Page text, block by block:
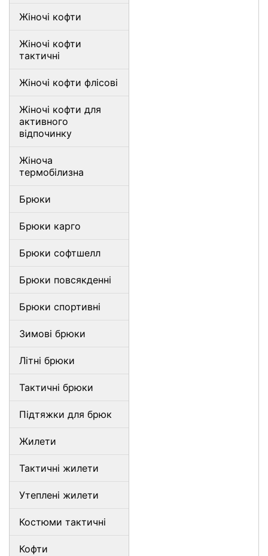
Жіночі кофти
Жіночі кофти
тактичні
Жіночі кофти флісові
Жіночі кофти для
активного
відпочинку
Жіноча
термобілизна
Брюки
Брюки карго
Брюки софтшелл
Брюки повсякденні
Брюки спортивні
Зимові брюки
Літні брюки
Тактичні брюки
Підтяжки для брюк
Жилети
Тактичні жилети
Утеплені жилети
Костюми тактичні
Кофти